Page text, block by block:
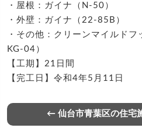
・屋根：ガイナ（N-50）
・外壁：ガイナ（22-85B）
・その他：クリーンマイルドフ
KG-04）
【工期】21日間
【完工日】令和4年5月11日
← 仙台市青葉区の住宅